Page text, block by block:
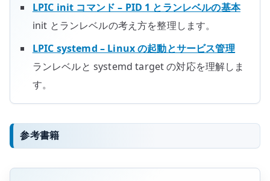
LPIC init コマンド – PID 1 とランレベルの基本
init とランレベルの考え方を整理します。
LPIC systemd – Linux の起動とサービス管理
ランレベルと systemd target の対応を理解しま
す。
参考書籍